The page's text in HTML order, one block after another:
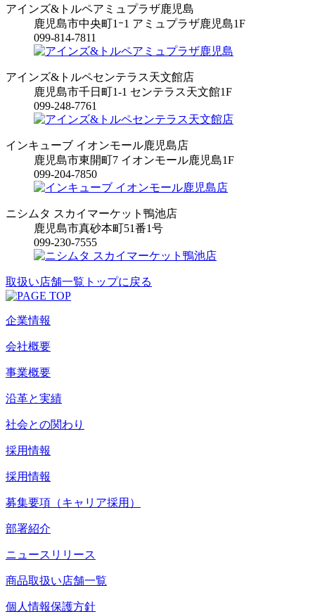
アインズ&トルペアミュプラザ鹿児島
鹿児島市中央町1ｰ1 アミュプラザ鹿児島1F
099-814-7811
アインズ&トルペセンテラス天文館店
鹿児島市千日町1-1 センテラス天文館1F
099-248-7761
インキューブ イオンモール鹿児島店
鹿児島市東開町7 イオンモール鹿児島1F
099-204-7850
ニシムタ スカイマーケット鴨池店
鹿児島市真砂本町51番1号
099-230-7555
取扱い店舗一覧トップに戻る
企業情報
会社概要
事業概要
沿革と実績
社会との関わり
採用情報
採用情報
募集要項（キャリア採用）
部署紹介
ニュースリリース
商品取扱い店舗一覧
個人情報保護方針